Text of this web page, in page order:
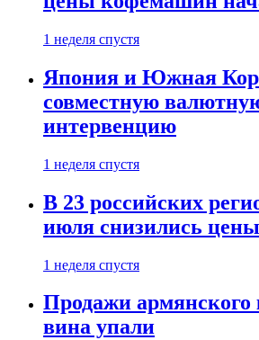
1 неделя спустя
Япония и Южная
совместную
интервенцию
1 неделя спустя
В 23 российских
июля снизились
1 неделя спустя
Продажи армянского
вина упали